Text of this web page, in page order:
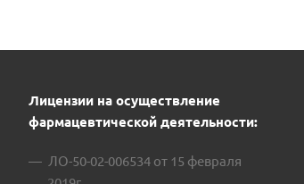
Лицензии на осуществление
фармацевтической деятельности:
ЛО-50-02-006534 от 15 февраля